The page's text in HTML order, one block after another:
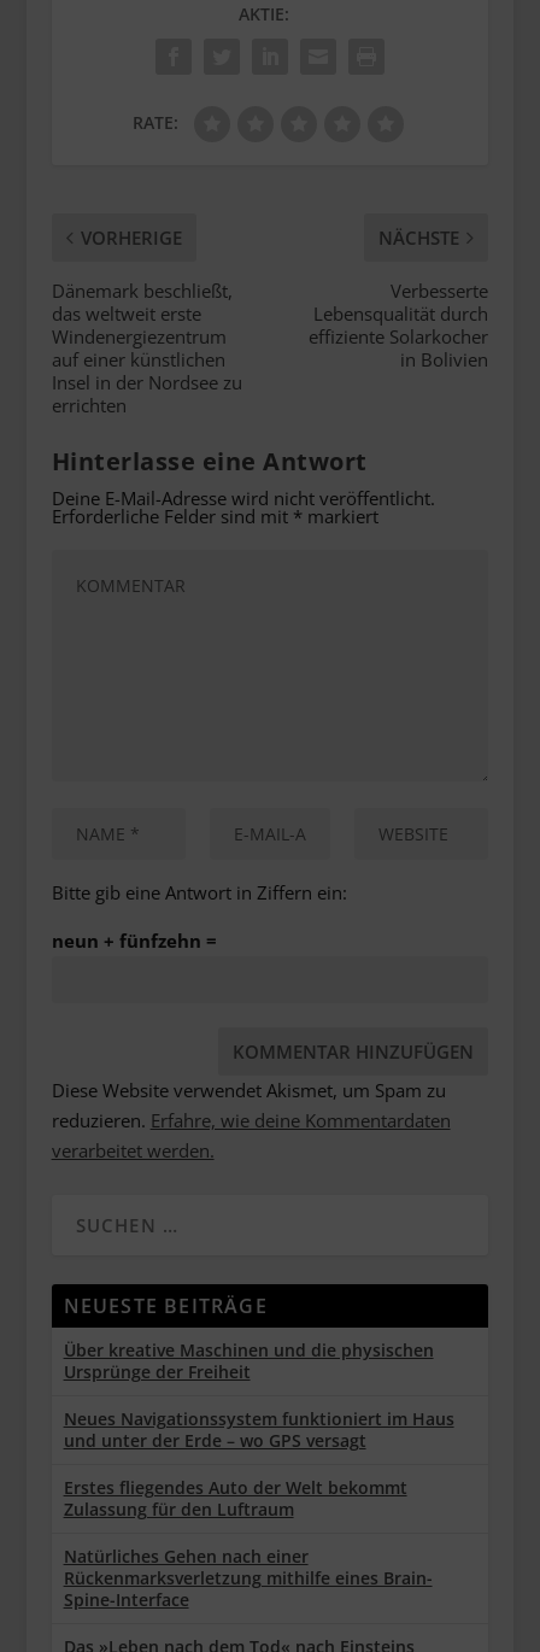
AKTIE:
RATE:
VORHERIGE
Dänemark beschließt,
das weltweit erste
Windenergiezentrum
auf einer künstlichen
Insel in der Nordsee zu
errichten
NÄCHSTE
Verbesserte
Lebensqualität durch
effiziente Solarkocher
in Bolivien
Hinterlasse eine Antwort
Deine E-Mail-Adresse wird nicht veröffentlicht.
Erforderliche Felder sind mit * markiert
Bitte gib eine Antwort in Ziffern ein:
neun + fünfzehn =
Diese Website verwendet Akismet, um Spam zu
reduzieren. Erfahre, wie deine Kommentardaten
verarbeitet werden.
NEUESTE BEITRÄGE
Über kreative Maschinen und die physischen
Ursprünge der Freiheit
Neues Navigationssystem funktioniert im Haus
und unter der Erde – wo GPS versagt
Erstes fliegendes Auto der Welt bekommt
Zulassung für den Luftraum
Natürliches Gehen nach einer
Rückenmarksverletzung mithilfe eines Brain-
Spine-Interface
Das »Leben nach dem Tod« nach Einsteins